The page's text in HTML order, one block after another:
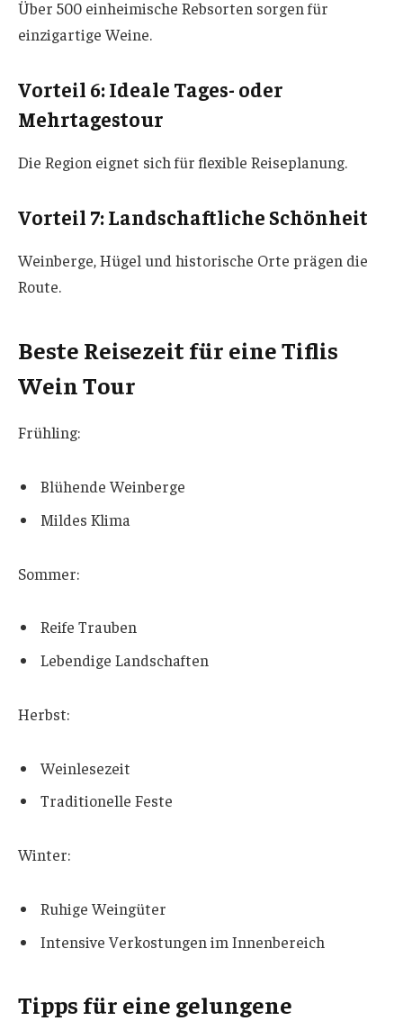
Über 500 einheimische Rebsorten sorgen für
einzigartige Weine.
Vorteil 6: Ideale Tages- oder
Mehrtagestour
Die Region eignet sich für flexible Reiseplanung.
Vorteil 7: Landschaftliche Schönheit
Weinberge, Hügel und historische Orte prägen die
Route.
Beste Reisezeit für eine Tiflis
Wein Tour
Frühling:
Blühende Weinberge
Mildes Klima
Sommer:
Reife Trauben
Lebendige Landschaften
Herbst:
Weinlesezeit
Traditionelle Feste
Winter:
Ruhige Weingüter
Intensive Verkostungen im Innenbereich
Tipps für eine gelungene